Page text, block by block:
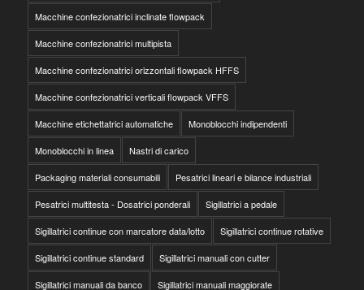
Macchine confezionatrici inclinate flowpack
Macchine confezionatrici multipista
Macchine confezionatrici orizzontali flowpack HFFS
Macchine confezionatrici verticali flowpack VFFS
Macchine etichettatrici automatiche Monoblocchi indipendenti
Monoblocchi in linea Nastri di carico
Packaging materiali consumabili Pesatrici lineari e bilance industriali
Pesatrici multitesta - Dosatrici ponderali Sigillatrici a pedale
Sigillatrici continue con marcatore data/lotto Sigillatrici continue rotative
Sigillatrici continue standard Sigillatrici manuali con cutter
Sigillatrici manuali da banco Sigillatrici manuali maggiorate